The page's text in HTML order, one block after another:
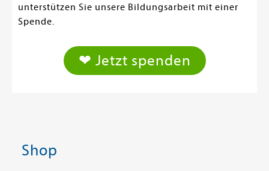
unterstützen Sie unsere Bildungsarbeit mit einer
Spende.
❤ Jetzt spenden
Shop